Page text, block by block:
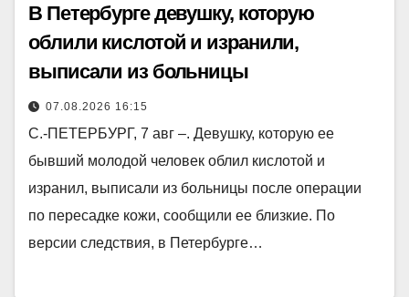
В Петербурге девушку, которую
облили кислотой и изранили,
выписали из больницы
07.08.2026 16:15
С.-ПЕТЕРБУРГ, 7 авг –. Девушку, которую ее
бывший молодой человек облил кислотой и
изранил, выписали из больницы после операции
по пересадке кожи, сообщили ее близкие. По
версии следствия, в Петербурге…